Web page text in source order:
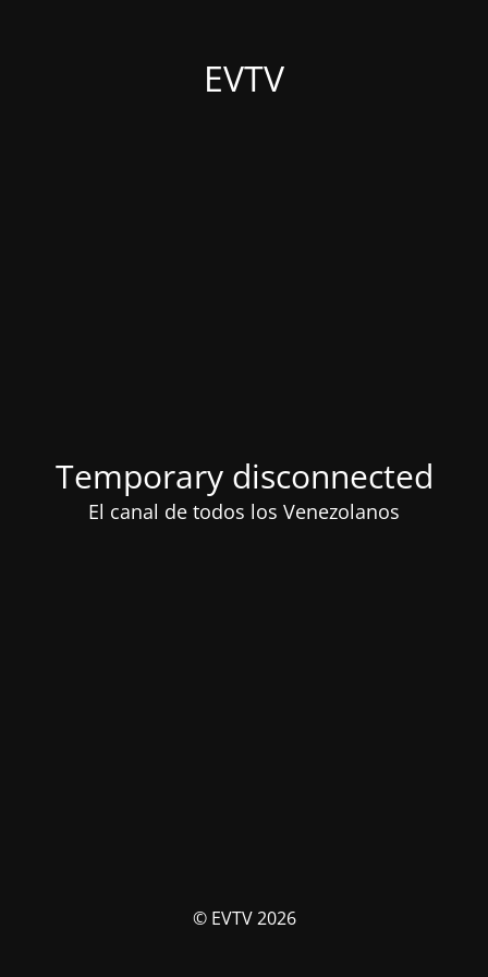
EVTV
Temporary disconnected
El canal de todos los Venezolanos
© EVTV 2026